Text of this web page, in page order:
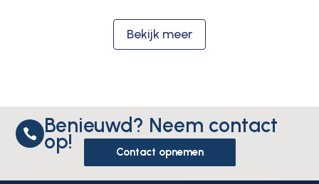
Bekijk meer
 Benieuwd? Neem contact
op! Contact opnemen